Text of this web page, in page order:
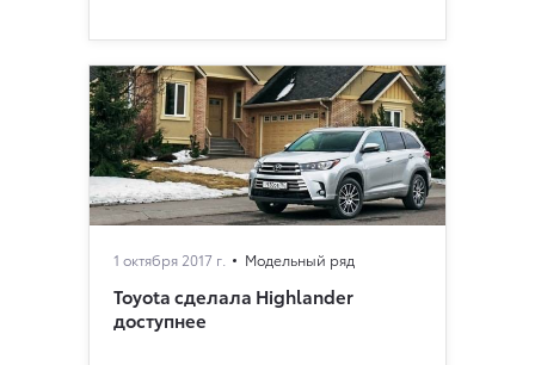
1 октября 2017 г. Модельный ряд
Toyota сделала Highlander
доступнее